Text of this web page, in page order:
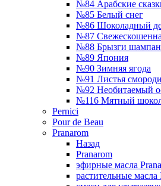
№84 Арабские
№85 Белый снег
№86 Шоколадный
№87
№88 Брызги
№89 Япония
№90 Зимняя ягода
№91 Листья
№92 Необитаемый
№116 Мятный
Pernici
Pour de Beau
Pranarom
Назад
Pranarom
эфирные масла
растительные масла